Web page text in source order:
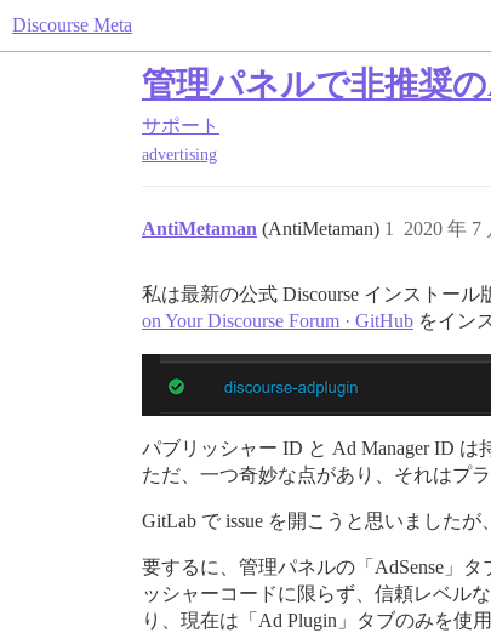
Discourse Meta
管理パネルで非推奨
サポート
advertising
AntiMetaman (AntiMetaman) 2020 年 7
1
私は最新の公式 Discourse インストール
on Your Discourse Forum · GitHub をイン
パブリッシャー ID と Ad Manager ID は
ただ、一つ奇妙な点があり、それはプ
GitLab で issue を開こうと思いましたが
要するに、管理パネルの「AdSense」
ッシャーコードに限らず、信頼レベル
り、現在は「Ad Plugin」タブのみを使